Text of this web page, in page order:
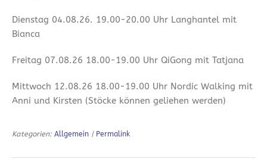
Dienstag 04.08.26. 19.00-20.00 Uhr Langhantel mit
Bianca
Freitag 07.08.26 18.00-19.00 Uhr QiGong mit Tatjana
Mittwoch 12.08.26 18.00-19.00 Uhr Nordic Walking mit
Anni und Kirsten (Stöcke können geliehen werden)
Kategorien: Allgemein | Permalink